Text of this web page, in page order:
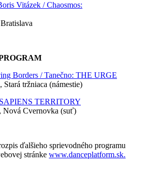
Vitázek / Chaosmos:
Borders / Tanečno: THE URGE
tržniaca (námestie)
TERRITORY
Nová Cvernovka (suť)
ďalšieho sprievodného programu
stránke www.danceplatform.sk.